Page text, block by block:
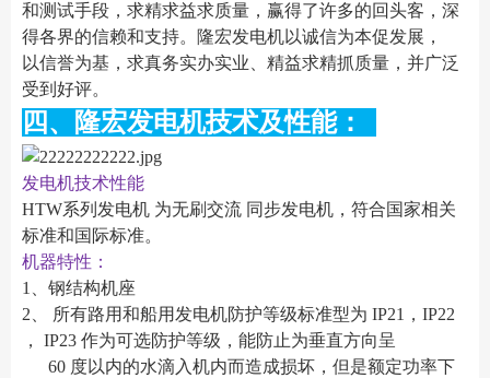
和测试手段，求精求益求质量，赢得了许多的回头客，深
得各界的信赖和支持。隆宏发电机以诚信为本促发展，
以信誉为基，求真务实办实业、精益求精抓质量，并广泛
受到好评。
四、隆宏发电机技术及性能：
发电机技术性能
HTW系列发电机 为无刷交流 同步发电机，符合国家相关
标准和国际标准。
机器特性：
1、钢结构机座
2、 所有路用和船用发电机防护等级标准型为 IP21，IP22
， IP23 作为可选防护等级，能防止为垂直方向呈
60 度以内的水滴入机内而造成损坏，但是额定功率下